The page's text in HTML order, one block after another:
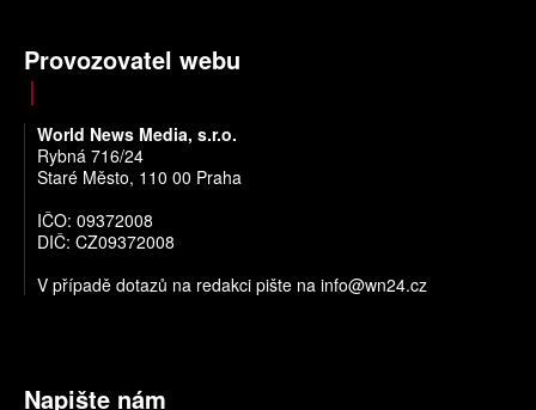
Provozovatel webu
World News Media, s.r.o.
Rybná 716/24
Staré Město, 110 00 Praha
IČO: 09372008
DIČ: CZ09372008
V případě dotazů na redakci pište na info@wn24.cz
Napište nám